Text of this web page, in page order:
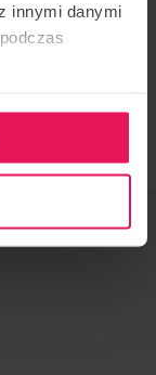
innymi danymi
au
le camp,